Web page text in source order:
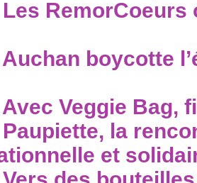
Les RemorCoeurs
Auchan boycotte
Avec Veggie Bag,
Paupiette, la
et